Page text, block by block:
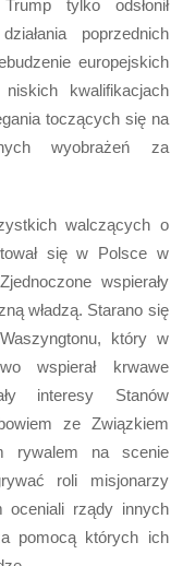
tylko odsłonił
poprzednich
europejskich
kwalifikacjach
toczących się na
wyobrażeń za
walczących o
się w Polsce w
wspierały
władzą. Starano się
który w
wspierał krwawe
interesy Stanów
ze Związkiem
rywalem na scenie
roli misjonarzy
rządy innych
pomocą których ich